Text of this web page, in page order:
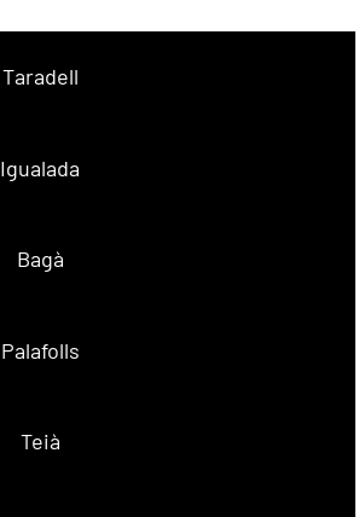
Taradell
Igualada
Bagà
Palafolls
Teià